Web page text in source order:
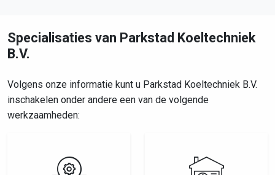
Specialisaties van Parkstad Koeltechniek
B.V.
Volgens onze informatie kunt u Parkstad Koeltechniek B.V.
inschakelen onder andere een van de volgende
werkzaamheden: